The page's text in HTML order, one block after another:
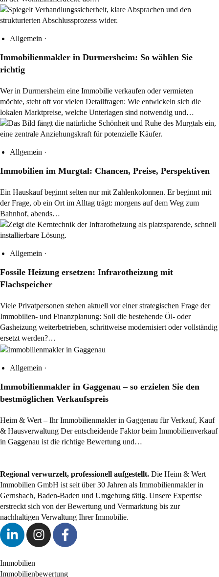
Allgemein ·
Immobilienmakler in Durmersheim: So wählen Sie
richtig
Wer in Durmersheim eine Immobilie verkaufen oder vermieten
möchte, steht oft vor vielen Detailfragen: Wie entwickeln sich die
lokalen Marktpreise, welche Unterlagen sind notwendig und…
Allgemein ·
Immobilien im Murgtal: Chancen, Preise, Perspektiven
Ein Hauskauf beginnt selten nur mit Zahlenkolonnen. Er beginnt mit
der Frage, ob ein Ort im Alltag trägt: morgens auf dem Weg zum
Bahnhof, abends…
Allgemein ·
Fossile Heizung ersetzen: Infrarotheizung mit
Flachspeicher
Viele Privatpersonen stehen aktuell vor einer strategischen Frage der
Immobilien- und Finanzplanung: Soll die bestehende Öl- oder
Gasheizung weiterbetrieben, schrittweise modernisiert oder vollständig
ersetzt werden?…
Allgemein ·
Immobilienmakler in Gaggenau – so erzielen Sie den
bestmöglichen Verkaufspreis
Heim & Wert – Ihr Immobilienmakler in Gaggenau für Verkauf, Kauf
& Hausverwaltung Der entscheidende Faktor beim Immobilienverkauf
in Gaggenau ist die richtige Bewertung und…
Regional verwurzelt, professionell aufgestellt. Die Heim & Wert
Immobilien GmbH ist seit über 30 Jahren als Immobilienmaklerin
Gernsbach, Baden-Baden und Umgebung tätig. Unsere Expertise
erstreckt sich von der Bewertung und Vermarktung bis zur
nachhaltigen Verwaltung Ihrer Immobilie.
Immobilien
Immobilienbewertung